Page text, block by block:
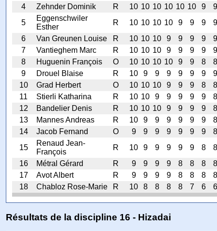
4
Zehnder Dominik R 10 10 10 10 10 10 9
9
5
Eggenschwiler
Esther
R 10 10 10 10 9 9 9
9
6
Van Greunen Louise R 10 10 10 9 9 9 9
9
7
Vantieghem Marc R 10 10 10 9 9 9 9
9
8
Huguenin François O 10 10 10 10 9 9 8
8
9
Drouel Blaise R 10 9 9 9 9 9 9
9
10
Grad Herbert O 10 10 10 9 9 9 8
8
11
Stierli Katharina R 10 10 9 9 9 9 9
8
12
Bandelier Denis R 10 10 10 9 9 9 9
8
13
Mannes Andreas R 10 9 9 9 9 9 9
8
14
Jacob Fernand O 9 9 9 9 9 9 9
8
15
Renaud Jean-
François
R 10 9 9 9 9 9 8
8
16
Métral Gérard R 9 9 9 9 8 8 8
8
17
Avot Albert R 9 9 9 9 8 8 8
8
18
Chabloz Rose-Marie R 10 8 8 8 8 7 6 6
Résultats de la discipline 16 - Hizadai